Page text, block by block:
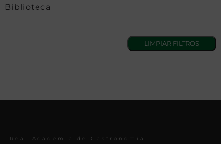
Biblioteca
Real Academia de Gastronomía